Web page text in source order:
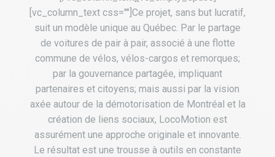
[vc_column_text css=""]Ce projet, sans but lucratif,
suit un modèle unique au Québec. Par le partage
de voitures de pair à pair, associé à une flotte
commune de vélos, vélos-cargos et remorques;
par la gouvernance partagée, impliquant
partenaires et citoyens; mais aussi par la vision
axée autour de la démotorisation de Montréal et la
création de liens sociaux, LocoMotion est
assurément une approche originale et innovante.
Le résultat est une trousse à outils en constante